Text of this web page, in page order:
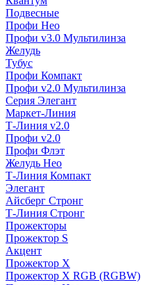
Подвесные
Профи Нео
Профи v3.0 Мультилинза
Желудь
Тубус
Профи Компакт
Профи v2.0 Мультилинза
Серия Элегант
Маркет-Линия
Т-Линия v2.0
Профи v2.0
Профи Флэт
Желудь Нео
Т-Линия Компакт
Элегант
Айсберг Стронг
Т-Линия Стронг
Прожекторы
Прожектор S
Акцент
Прожектор X
Прожектор Х RGB (RGBW)